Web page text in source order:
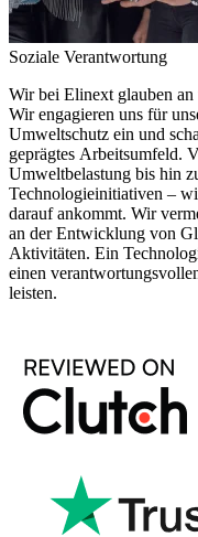
Soziale Verantwortung
Wir bei Elinext glauben an
Wir engagieren uns für
Umweltschutz ein und
geprägtes Arbeitsumfeld.
Umweltbelastung bis hin
Technologieinitiativen –
darauf ankommt. Wir
an der Entwicklung von
Aktivitäten. Ein
einen
leisten.